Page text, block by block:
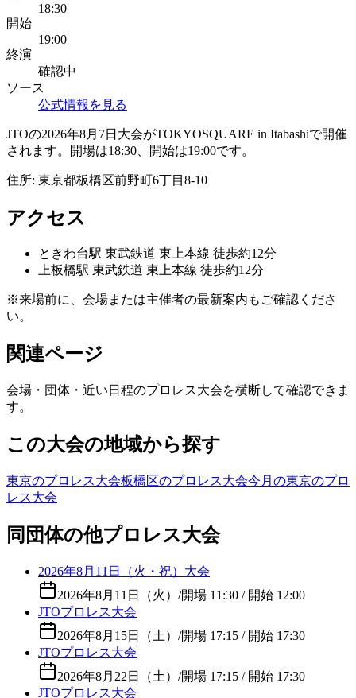
18:30
開始
19:00
終演
確認中
ソース
公式情報を見る
JTOの2026年8月7日大会がTOKYOSQUARE in Itabashiで開催
されます。開場は18:30、開始は19:00です。
住所: 東京都板橋区前野町6丁目8-10
アクセス
ときわ台駅 東武鉄道 東上本線 徒歩約12分
上板橋駅 東武鉄道 東上本線 徒歩約12分
※来場前に、会場または主催者の最新案内もご確認くださ
い。
関連ページ
会場・団体・近い日程のプロレス大会を横断して確認できま
す。
この大会の地域から探す
東京のプロレス大会板橋区のプロレス大会今月の東京のプロ
レス大会
同団体の他プロレス大会
2026年8月11日（火・祝）大会
2026年8月11日（火） /開場 11:30 / 開始 12:00
JTOプロレス大会
2026年8月15日（土） /開場 17:15 / 開始 17:30
JTOプロレス大会
2026年8月22日（土） /開場 17:15 / 開始 17:30
JTOプロレス大会